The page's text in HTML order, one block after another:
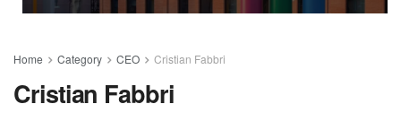
Home Category CEO Cristian Fabbri
Cristian Fabbri